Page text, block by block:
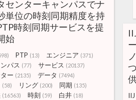
センターキャンパスでナ
単位の時刻同期精度を持
時刻同期サービスを提
始
PTP (13) エンジニア (371)
パス (77) サービス (20137)
ー (2135) データ (7494)
(58) リング (200) 同期 (135)
(16563) 時刻 (59) 白井 (18) IIJ